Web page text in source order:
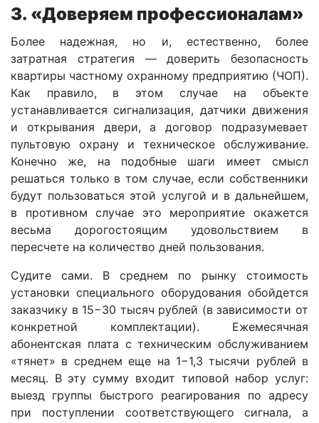
3. «Доверяем профессионалам»
Более надежная, но и, естественно, более
затратная стратегия — доверить безопасность
квартиры частному охранному предприятию (ЧОП).
Как правило, в этом случае на объекте
устанавливается сигнализация, датчики движения
и открывания двери, а договор подразумевает
пультовую охрану и техническое обслуживание.
Конечно же, на подобные шаги имеет смысл
решаться только в том случае, если собственники
будут пользоваться этой услугой и в дальнейшем,
в противном случае это мероприятие окажется
весьма дорогостоящим удовольствием в
пересчете на количество дней пользования.
Судите сами. В среднем по рынку стоимость
установки специального оборудования обойдется
заказчику в 15−30 тысяч рублей (в зависимости от
конкретной комплектации). Ежемесячная
абонентская плата с техническим обслуживанием
«тянет» в среднем еще на 1−1,3 тысячи рублей в
месяц. В эту сумму входит типовой набор услуг:
выезд группы быстрого реагирования по адресу
при поступлении соответствующего сигнала, а